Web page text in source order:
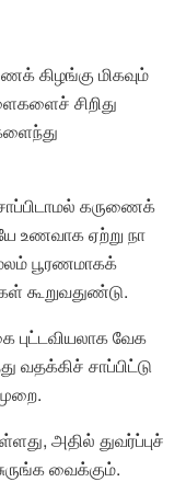
கிழங்கு மிகவும்
சிறிது
கருணைக்
உணவாக ஏற்று நா
பூரணமாகக்
கூறுவதுண்டு.
வேக
வதக்கிச் சாப்பிட்டு
அதில் துவர்ப்புச்
வைக்கும்.